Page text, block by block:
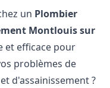
un Plombier
Montlouis sur
et efficace pour
problèmes de
d'assainissement ?